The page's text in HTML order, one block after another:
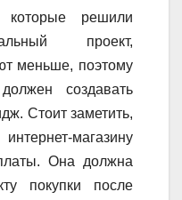
которые решили
проект,
меньше, поэтому
создавать
Стоит заметить,
магазину
Она должна
покупки после